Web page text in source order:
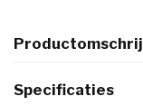
Specificaties